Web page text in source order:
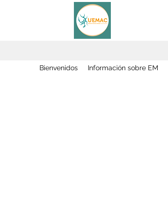
Bienvenidos Información sobre EM